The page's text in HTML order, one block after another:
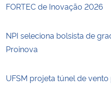
FORTEC de Inovação 2026
NPI seleciona bolsista de
Proinova
UFSM projeta túnel de